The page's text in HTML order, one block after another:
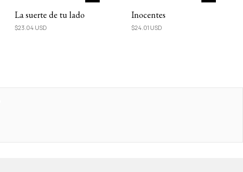
La suerte de tu lado
$23.04 USD
Inocentes
$24.01 USD